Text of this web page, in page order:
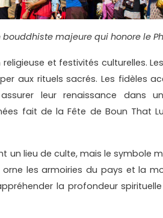
majeure qui honore le
et festivités culturelles.
aux rituels sacrés. Les fidèles
leur renaissance dans
fait de la Fête de Boun That
un lieu de culte, mais le symbole
les armoiries du pays et la
la profondeur